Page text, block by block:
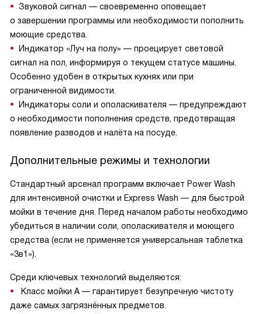
Звуковой сигнал — своевременно оповещает
о завершении программы или необходимости пополнить
моющие средства.
Индикатор «Луч на полу» — проецирует световой
сигнал на пол, информируя о текущем статусе машины.
Особенно удобен в открытых кухнях или при
ограниченной видимости.
Индикаторы соли и ополаскивателя — предупреждают
о необходимости пополнения средств, предотвращая
появление разводов и налёта на посуде.
Дополнительные режимы и технологии
Стандартный арсенал программ включает Power Wash
для интенсивной очистки и Express Wash — для быстрой
мойки в течение дня. Перед началом работы необходимо
убедиться в наличии соли, ополаскивателя и моющего
средства (если не применяется универсальная таблетка
«3в1»).
Среди ключевых технологий выделяются:
Класс мойки А — гарантирует безупречную чистоту
даже самых загрязнённых предметов.